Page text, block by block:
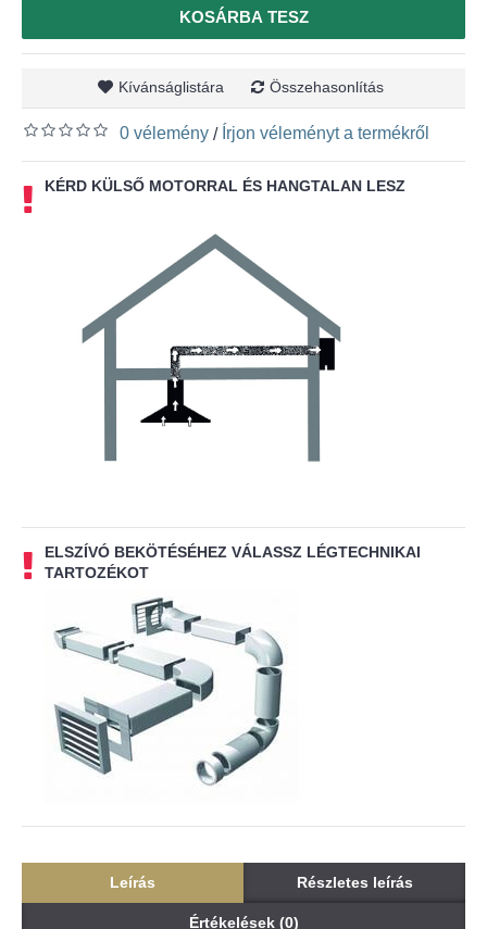
KOSÁRBA TESZ
Kívánságlistára Összehasonlítás
0 vélemény / Írjon véleményt a termékről
KÉRD KÜLSŐ MOTORRAL ÉS HANGTALAN LESZ
ELSZÍVÓ BEKÖTÉSÉHEZ VÁLASSZ LÉGTECHNIKAI
TARTOZÉKOT
Leírás Részletes leírás
Értékelések (0)